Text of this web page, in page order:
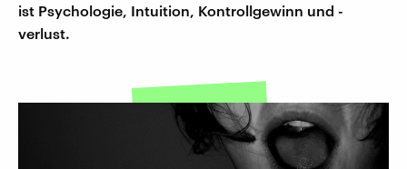
ist Psychologie, Intuition, Kontrollgewinn und -
verlust.